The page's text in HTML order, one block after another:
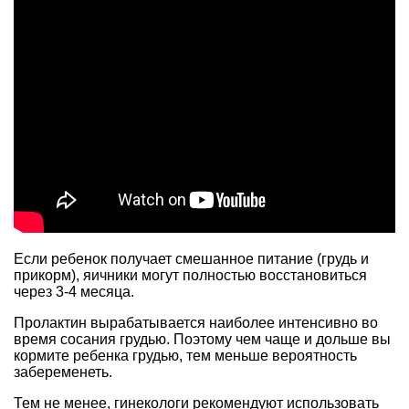
Если ребенок получает смешанное питание (грудь и
прикорм), яичники могут полностью восстановиться
через 3-4 месяца.
Пролактин вырабатывается наиболее интенсивно во
время сосания грудью. Поэтому чем чаще и дольше вы
кормите ребенка грудью, тем меньше вероятность
забеременеть.
Тем не менее, гинекологи рекомендуют использовать